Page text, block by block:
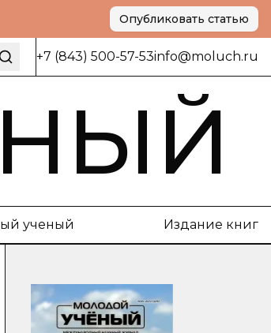
Опубликовать статью
+7 (843) 500-57-53info@moluch.ru
ученый Издание книг